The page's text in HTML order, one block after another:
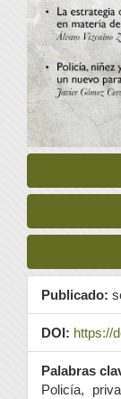
Publicado:
DOI: https://
Palabras
Policía,